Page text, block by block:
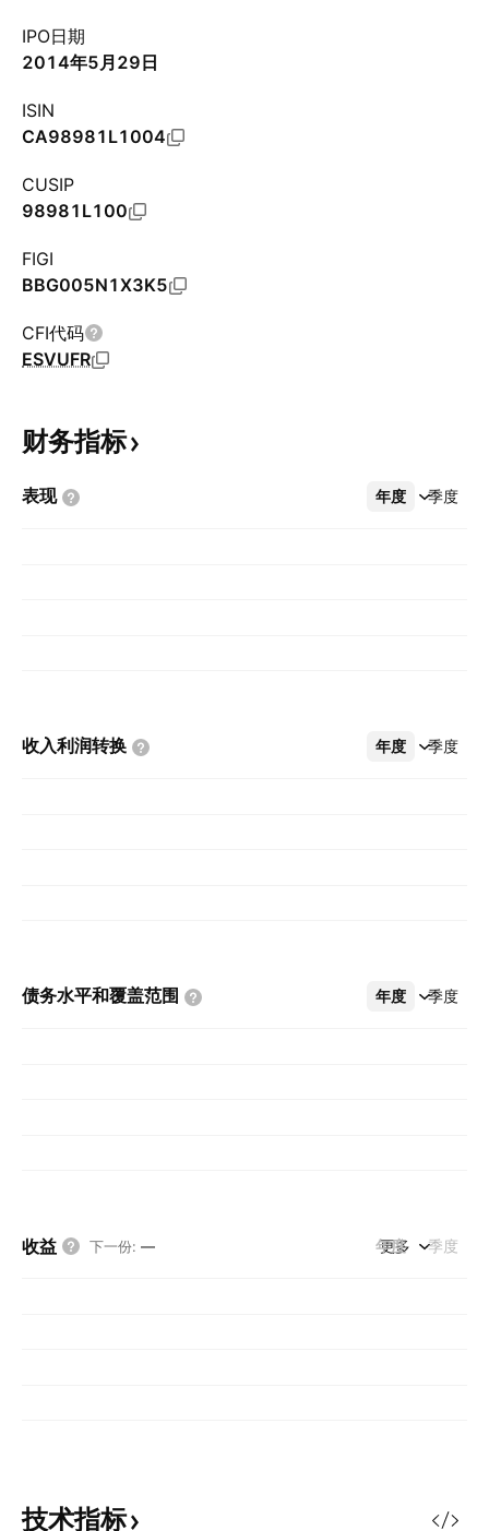
IPO日期
2014年5月29日
ISIN
CA98981L1004
CUSIP
98981L100
FIGI
BBG005N1X3K5
CFI代码
ESVUFR
财务指标
表现 年度 季度
更多
收入利润转换 年度 季度
更多
债务水平和覆盖范围 年度 季度
更多
收益 下一份: — 年度 季度
更多
技术指标